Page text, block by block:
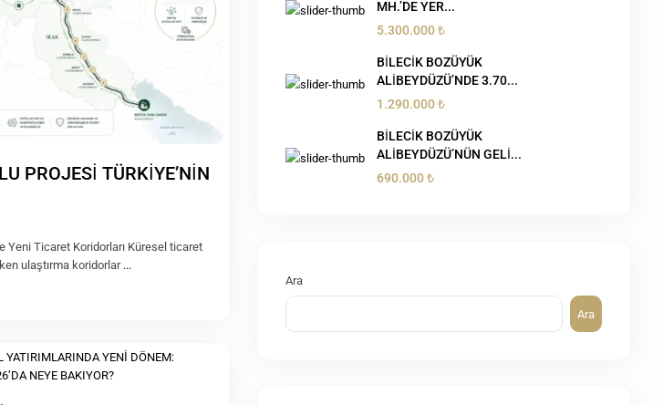
PROJESİ TÜRKİYE’NİN
Yeni Ticaret Koridorları Küresel ticaret
ulaştırma koridorlar...
MH.’DE YER...
5.300.000 ₺
BİLECİK BOZÜYÜK
ALİBEYDÜZÜ’NDE 3.70...
1.290.000 ₺
BİLECİK BOZÜYÜK
ALİBEYDÜZÜ’NÜN GELİ...
690.000 ₺
Ara
Ara